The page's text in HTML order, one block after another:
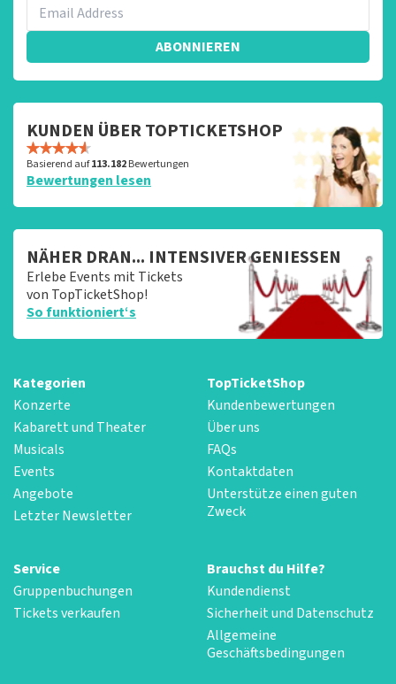
ABONNIEREN
KUNDEN ÜBER TOPTICKETSHOP
Basierend auf113.182Bewertungen
Bewertungen lesen
NÄHER DRAN... INTENSIVER GENIESSEN
Erlebe Events mit Tickets
von TopTicketShop!
So funktioniert‘s
Kategorien
Konzerte
Kabarett und Theater
Musicals
Events
Angebote
Letzter Newsletter
TopTicketShop
Kundenbewertungen
Über uns
FAQs
Kontaktdaten
Unterstütze einen guten
Zweck
Service
Gruppenbuchungen
Tickets verkaufen
Brauchst du Hilfe?
Kundendienst
Sicherheit und Datenschutz
Allgemeine
Geschäftsbedingungen